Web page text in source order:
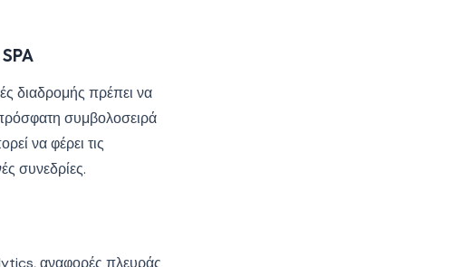
διαδρομής πρέπει να
πρόσφατη συμβολοσειρά
να φέρει τις
συνεδρίες.
αναφορές πλευράς